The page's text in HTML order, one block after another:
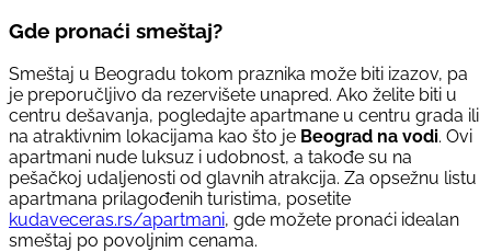
Gde pronaći smeštaj?
Smeštaj u Beogradu tokom praznika može biti izazov, pa
je preporučljivo da rezervišete unapred. Ako želite biti u
centru dešavanja, pogledajte apartmane u centru grada ili
na atraktivnim lokacijama kao što je Beograd na vodi. Ovi
apartmani nude luksuz i udobnost, a takođe su na
pešačkoj udaljenosti od glavnih atrakcija. Za opsežnu listu
apartmana prilagođenih turistima, posetite
kudaveceras.rs/apartmani, gde možete pronaći idealan
smeštaj po povoljnim cenama.